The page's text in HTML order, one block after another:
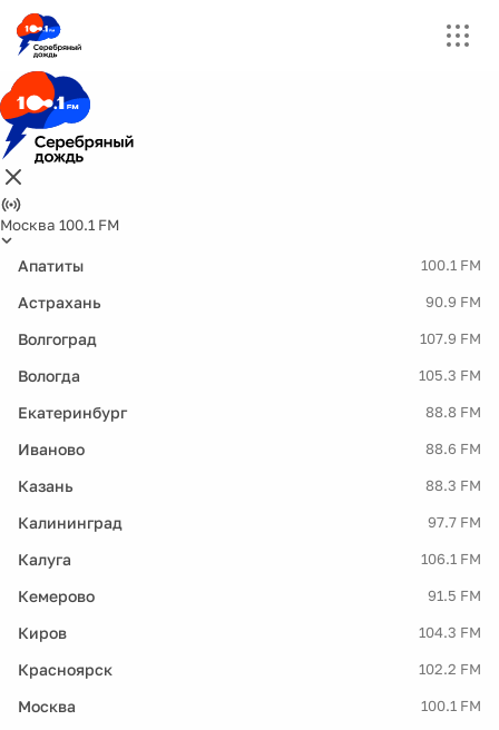
Москва 100.1 FM
Апатиты 100.1 FM
Астрахань 90.9 FM
Волгоград 107.9 FM
Вологда 105.3 FM
Екатеринбург 88.8 FM
Иваново 88.6 FM
Казань 88.3 FM
Калининград 97.7 FM
Калуга 106.1 FM
Кемерово 91.5 FM
Киров 104.3 FM
Красноярск 102.2 FM
Москва 100.1 FM